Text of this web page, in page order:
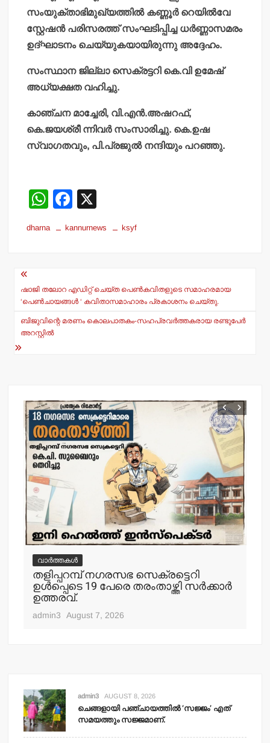
സംയുക്താഭിമുഖ്യത്തില്‍ കണ്ണൂര്‍ റെയില്‍വേ
സ്റ്റേഷന്‍ പരിസരത്ത് സംഘടിപ്പിച്ച ധര്‍ണ്ണാസമരം
ഉദ്ഘാടനം ചെയ്യുകയായിരുന്നു അദ്ദേഹം.
സംസ്ഥാന ജില്ലാ സെക്രട്ടറി കെ.വി ഉമേഷ്
അധ്യക്ഷത വഹിച്ചു.
കാഞ്ചന മാച്ചേരി, വി.എന്‍.അഷറഫ്,
കെ.ജയശ്രീ ന്നിവര്‍ സംസാരിച്ചു. കെ.ഉഷ
സ്വാഗതവും, പി.പ്രജുല്‍ നന്ദിയും പറഞ്ഞു.
W
at
p
p
F
c
o
o
dharna kannurnews ksyf
Post
navigation
ഷാജി തലോറ എഡിറ്റ് ചെയ്ത പെണ്‍കവിതളുടെ സമാഹരമായ
‘പെണ്‍ചായങ്ങള്‍ ‘ കവിതാസമാഹാരം പ്രകാശനം ചെയ്തു.
ബിജുവിന്റെ മരണം കൊലപാതകം-സഹപ്രവര്‍ത്തകരായ രണ്ടുപേര്‍
അറസ്റ്റില്‍
വാർത്തകൾ
തളിപ്പറമ്പ് നഗരസഭ സെക്രട്ടെറി
ഉള്‍പ്പെടെ 19 പേരെ തരംതാഴ്ത്തി സര്‍ക്കാര്‍
ഉത്തരവ്.
admin3 August 7, 2026
admin3 AUGUST 8, 2026
ചെങ്ങളായി പഞ്ചായത്തില്‍ ‘സജ്ജം’ എത്
സമയത്തും സജ്ജമാണ്.